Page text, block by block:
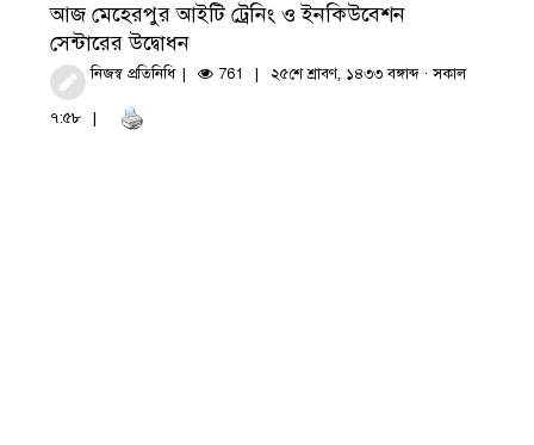
আজ মেহেরপুর আইটি ট্রেনিং ও ইনকিউবেশন
সেন্টারের উদ্বোধন
নিজস্ব প্রতিনিধি 761 ২৫শে শ্রাবণ, ১৪৩৩ বঙ্গাব্দ · সকাল
৭:৫৮